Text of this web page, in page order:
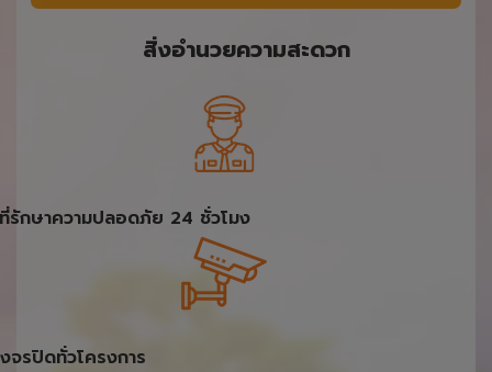
สิ่งอำนวยความสะดวก
ที่รักษาความปลอดภัย 24 ชั่วโมง
จรปิดทั่วโครงการ